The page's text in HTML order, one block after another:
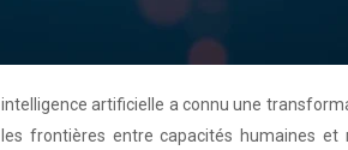
intelligence artificielle a connu une
les frontières entre capacités humaines et